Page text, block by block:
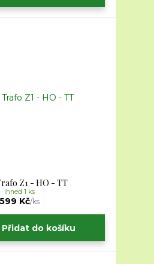
Z1 - HO - TT
599 Kč/ks
ihned 1 ks
Přidat do košíku